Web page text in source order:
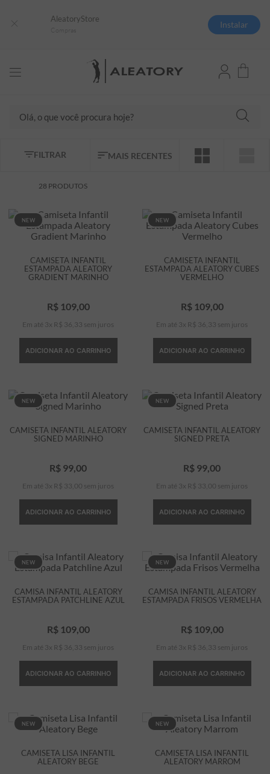
AleatoryStore
Instalar
MAIS RECENTES
FILTRAR
28 PRODUTOS
NEW
CAMISETA INFANTIL
ESTAMPADA ALEATORY
GRADIENT MARINHO
R$ 109, 00
Em até 3 x R$ 36 33 sem juros
ADICIONAR AO CARRINHO
NEW
CAMISETA INFANTIL
ESTAMPADA ALEATORY CUBES
VERMELHO
R$ 109, 00
Em até 3 x R$ 36 33 sem juros
ADICIONAR AO CARRINHO
NEW
CAMISETA INFANTIL ALEATORY
SIGNED MARINHO
R$ 99 00
Em até 3 x R$ 33 00 sem juros
ADICIONAR AO CARRINHO
NEW
CAMISETA INFANTIL ALEATORY
SIGNED PRETA
R$ 99 00
Em até 3 x R$ 33 00 sem juros
ADICIONAR AO CARRINHO
NEW
CAMISA INFANTIL ALEATORY
ESTAMPADA PATCHLINE AZUL
R$ 109, 00
Em até 3 x R$ 36 33 sem juros
ADICIONAR AO CARRINHO
NEW
CAMISA INFANTIL ALEATORY
ESTAMPADA FRISOS VERMELHA
R$ 109, 00
Em até 3 x R$ 36 33 sem juros
ADICIONAR AO CARRINHO
NEW
CAMISETA LISA INFANTIL
ALEATORY BEGE
NEW
CAMISETA LISA INFANTIL
ALEATORY MARROM
1º
camisas polo
camiseta
jaqueta
manga longa
kids
piquet